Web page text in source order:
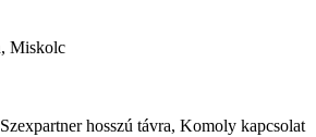
Miskolc
hosszú távra, Komoly kapcsolat